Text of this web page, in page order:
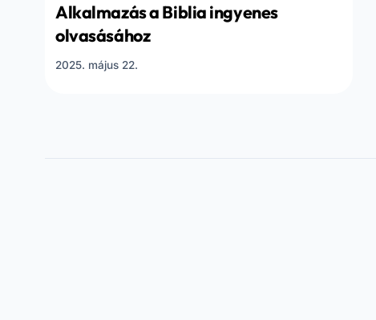
Alkalmazás a Biblia ingyenes
olvasásához
2025. május 22.